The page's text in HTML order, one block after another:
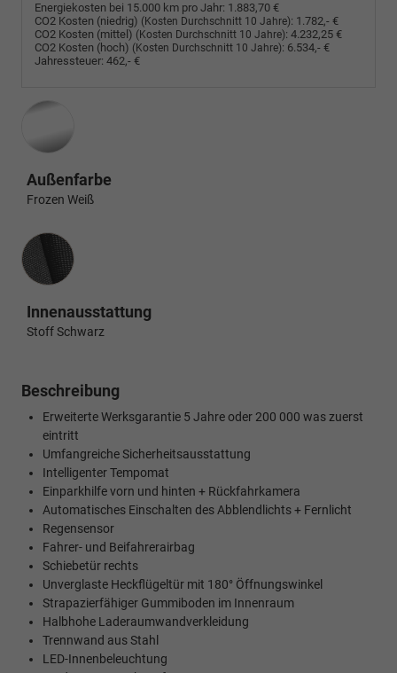
Energiekosten bei 15.000 km pro Jahr: 1.883,70 €
CO2 Kosten (niedrig) (Kosten Durchschnitt 10 Jahre): 1.782,- €
CO2 Kosten (mittel) (Kosten Durchschnitt 10 Jahre): 4.232,25 €
CO2 Kosten (hoch) (Kosten Durchschnitt 10 Jahre): 6.534,- €
Jahressteuer: 462,- €
Außenfarbe
Frozen Weiß
Innenausstattung
Innenausstattung
Stoff Schwarz
Beschreibung
Erweiterte Werksgarantie 5 Jahre oder 200 000 was zuerst
eintritt
Umfangreiche Sicherheitsausstattung
Intelligenter Tempomat
Einparkhilfe vorn und hinten + Rückfahrkamera
Automatisches Einschalten des Abblendlichts + Fernlicht
Regensensor
Fahrer- und Beifahrerairbag
Schiebetür rechts
Unverglaste Heckflügeltür mit 180° Öffnungswinkel
Strapazierfähiger Gummiboden im Innenraum
Halbhohe Laderaumwandverkleidung
Trennwand aus Stahl
LED-Innenbeleuchtung